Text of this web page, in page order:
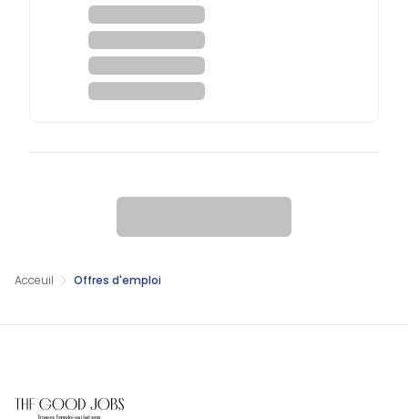
Acceuil Offres d'emploi